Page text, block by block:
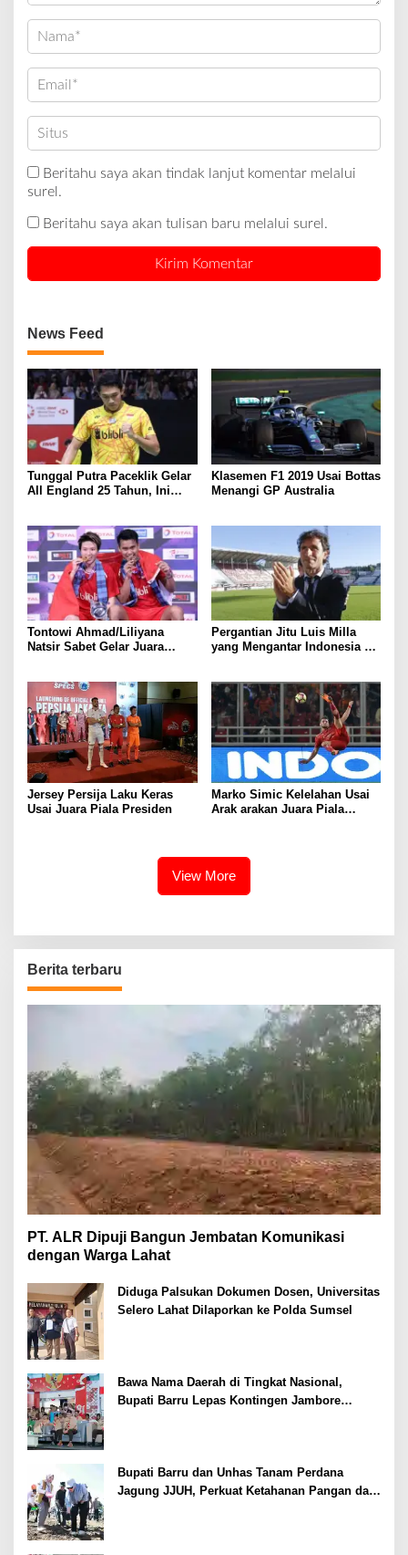
Beritahu saya akan tindak lanjut komentar melalui
surel.
Beritahu saya akan tulisan baru melalui surel.
News Feed
Tunggal Putra Paceklik Gelar
All England 25 Tahun, Ini
Klasemen F1 2019 Usai Bottas
Menangi GP Australia
Tontowi Ahmad/Liliyana
Natsir Sabet Gelar Juara
Pergantian Jitu Luis Milla
yang Mengantar Indonesia ke
Jersey Persija Laku Keras
Usai Juara Piala Presiden
Marko Simic Kelelahan Usai
Arak arakan Juara Piala
View More
Berita terbaru
PT. ALR Dipuji Bangun Jembatan Komunikasi
dengan Warga Lahat
Diduga Palsukan Dokumen Dosen, Universitas
Selero Lahat Dilaporkan ke Polda Sumsel
Bawa Nama Daerah di Tingkat Nasional,
Bupati Barru Lepas Kontingen Jambore
Bupati Barru dan Unhas Tanam Perdana
Jagung JJUH, Perkuat Ketahanan Pangan dan